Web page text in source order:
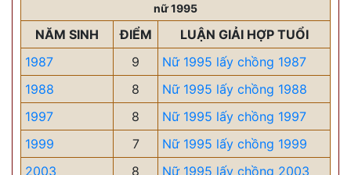
nữ 1995
NĂM SINH ĐIỂM
LUẬN GIẢI HỢP TUỔI
1987
9
Nữ 1995 lấy chồng 1987
1988
8
Nữ 1995 lấy chồng 1988
1997
8
Nữ 1995 lấy chồng 1997
1999
7
Nữ 1995 lấy chồng 1999
2003
8 Nữ 1995 lấy chồng 2003